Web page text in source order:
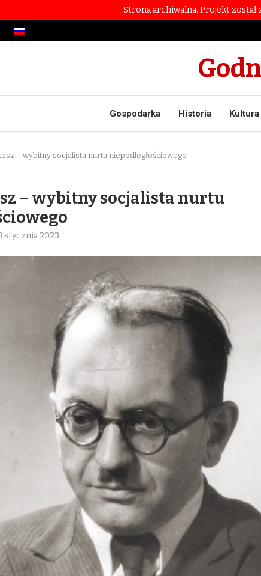
Strona archiwalna. Projekt został
Gospodarka Historia Kultura
– wybitny socjalista nurtu niepodległościowego
– wybitny socjalista nurtu
stycznia 2023